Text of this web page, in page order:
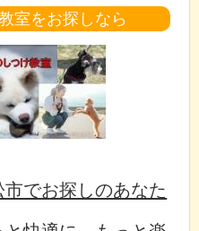
室をお探しなら
でお探しのあなた